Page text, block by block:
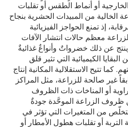
أو أنماط الطقس أو تقلبات
الخالية من المبيدات الحشرية بنجاح
إذ تمنع الحواجز الفيزيائية
معظم حالات انتشار الآفات
عن ذلك خضرواتٌ وأنواعٌ غذائيةٌ
الكيميائية التي تثير قلق
كما تتيح الاستقلالية المكانية إنتاج
غير صالحة للزراعة، مثل المراكز
أو المناخات ذات الظروف
ظروف الزراعة الموحَّدة جودةٌ
من المتغيرات التي تؤثر في
التربة أو تقلبات هطول الأمطار أو